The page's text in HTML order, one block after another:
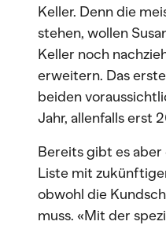
Keller. Denn die
stehen, wollen
Keller noch
erweitern. Das
beiden
Jahr, allenfalls erst
Bereits gibt es
Liste mit
obwohl die
muss. «Mit der